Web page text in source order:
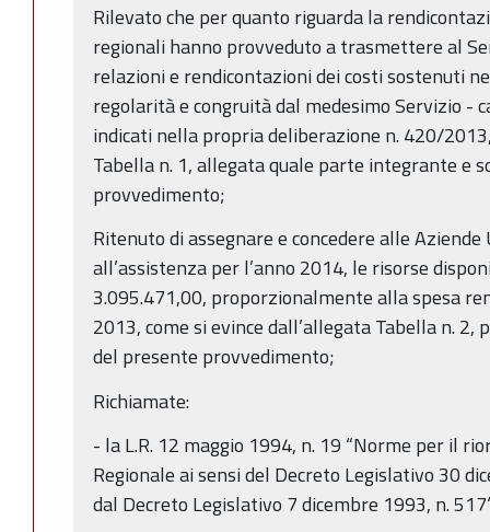
Rilevato che per quanto riguarda la
regionali hanno provveduto a trasmettere al
relazioni e rendicontazioni dei costi sostenuti
regolarità e congruità dal medesimo Servizio -
indicati nella propria deliberazione n. 420/
Tabella n. 1, allegata quale parte integrante e
provvedimento;
Ritenuto di assegnare e concedere alle
all’assistenza per l’anno 2014, le risorse
3.095.471,00, proporzionalmente alla spesa
2013, come si evince dall’allegata Tabella n.
del presente provvedimento;
Richiamate:
- la L.R. 12 maggio 1994, n. 19 “Norme per il
Regionale ai sensi del Decreto Legislativo 30
dal Decreto Legislativo 7 dicembre 1993, n.